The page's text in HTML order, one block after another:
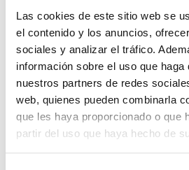
Las cookies de este sitio web se
el contenido y los anuncios,
sociales y analizar el tráfico.
información sobre el uso que haga
nuestros partners de redes
web, quienes pueden combinarla
que les haya proporcionado o que
partir del uso que haya hecho de
extremidades
Presencia de líquido o sangre
Hematoma importante o
ambos ojos o detrás de las
Pupilas de los ojos de
Alteración de la visión